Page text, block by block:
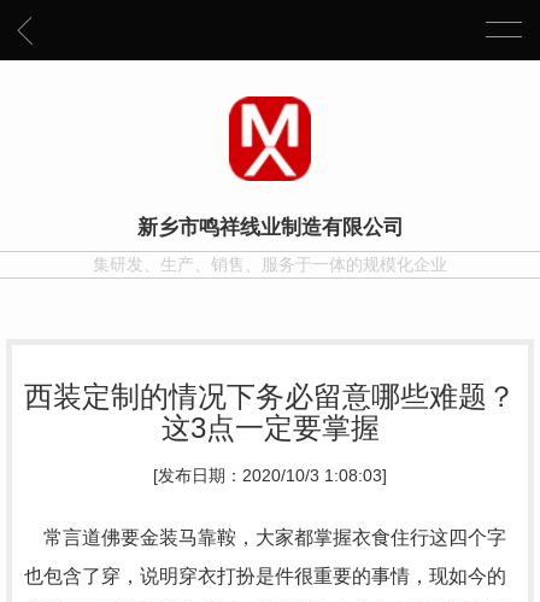
新乡市鸣祥线业制造有限公司
集研发、生产、销售、服务于一体的规模化企业
西装定制的情况下务必留意哪些难题？
这3点一定要掌握
[发布日期：2020/10/3 1:08:03]
常言道佛要金装马靠鞍，大家都掌握衣食住行这四个字
也包含了穿，说明穿衣打扮是件很重要的事情，现如今的